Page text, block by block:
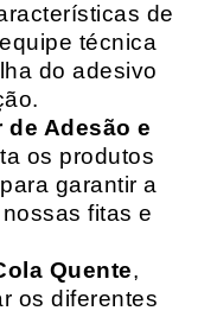
de
técnica
do adesivo
de Adesão e
os produtos
garantir a
fitas e
Quente,
os diferentes